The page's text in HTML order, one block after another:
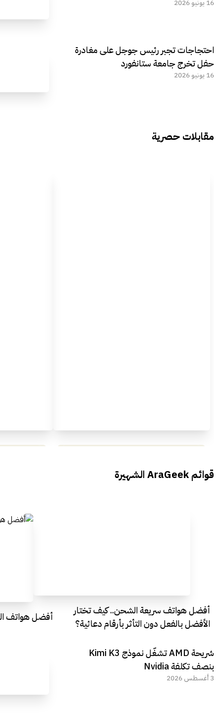
16 يونيو 2026
احتجاجات تجبر رئيس جوجل على مغادرة
حفل تخرج جامعة ستانفورد
16 يونيو 2026
مقابلات حصرية
Everything Egypt
قوائم AraGeek الشهيرة
أفضل هواتف سريعة الشحن.. كيف تختار
الأفضل بالفعل دون التأثر بأرقام دعائية؟
أفضل هواتف
شريحة AMD تشغّل نموذج Kimi K3
بنصف تكلفة Nvidia
3 أغسطس 2026